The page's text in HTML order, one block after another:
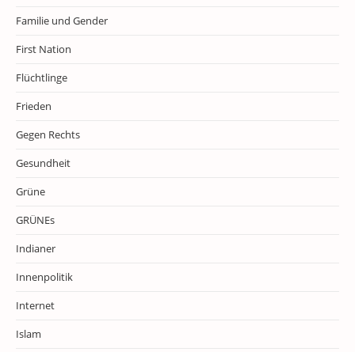
Familie und Gender
First Nation
Flüchtlinge
Frieden
Gegen Rechts
Gesundheit
Grüne
GRÜNEs
Indianer
Innenpolitik
Internet
Islam